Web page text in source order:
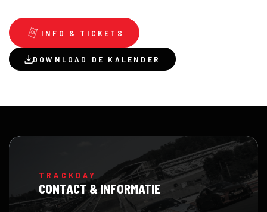
INFO & TICKETS
DOWNLOAD DE KALENDER
TRACKDAY
CONTACT & INFORMATIE